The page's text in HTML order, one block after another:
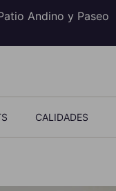
Andino y Paseo
CALIDADES